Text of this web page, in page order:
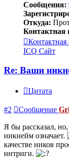
Сообщения:
Откуда:
Контактная
Контактная
ICQ Сайт
Re: Ваши
Цитата
#2 Сообщение
Я бы рассказал,
никнейм означает.
качестве ников
интриги.